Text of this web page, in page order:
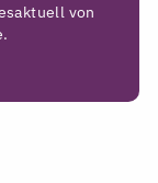
von